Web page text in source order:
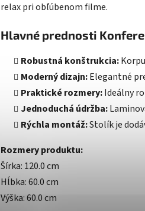
relax pri obľúbenom filme.
Hlavné prednosti
Robustná konštrukcia:
Moderný dizajn:Elegantné
Praktické rozmery:Ideálny
Jednoduchá údržba:
Rýchla montáž:Stolík je
Rozmery produktu:
Šírka: 120.0 cm
Hĺbka: 60.0 cm
Výška: 60.0 cm